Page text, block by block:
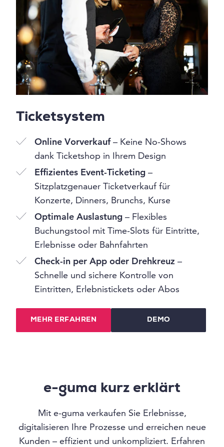
Ticketsystem
Online Vorverkauf– Keine No-Shows
dank Ticketshop in Ihrem Design
Effizientes Event-Ticketing –
Sitzplatzgenauer Ticketverkauf für
Konzerte, Dinners, Brunchs, Kurse
Optimale Auslastung – Flexibles
Buchungstool mit Time-Slots für Eintritte,
Erlebnisse oder Bahnfahrten
Check-in per App oder Drehkreuz –
Schnelle und sichere Kontrolle von
Eintritten, Erlebnistickets oder Abos
MEHR ERFAHREN DEMO
e-guma kurz erklärt
Mit e-guma verkaufen Sie Erlebnisse,
digitalisieren Ihre Prozesse und erreichen neue
Kunden – effizient und unkompliziert. Erfahren